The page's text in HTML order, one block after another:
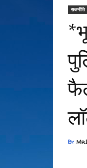
राजनीति
By